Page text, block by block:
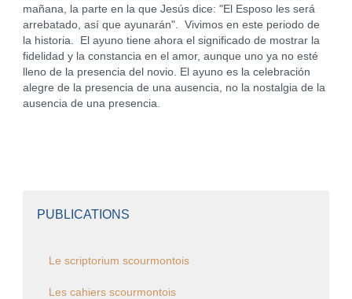
mañana, la parte en la que Jesús dice: "El Esposo les será
arrebatado, así que ayunarán". Vivimos en este periodo de
la historia. El ayuno tiene ahora el significado de mostrar la
fidelidad y la constancia en el amor, aunque uno ya no esté
lleno de la presencia del novio. El ayuno es la celebración
alegre de la presencia de una ausencia, no la nostalgia de la
ausencia de una presencia.
PUBLICATIONS
Le scriptorium scourmontois
Les cahiers scourmontois